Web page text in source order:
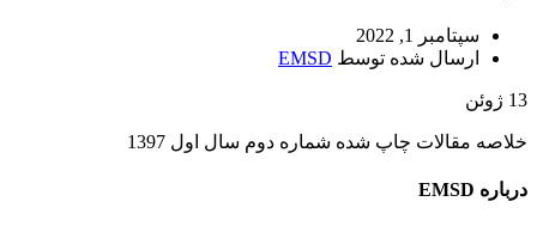
سپتامبر 1, 2022
ارسال شده توسط EMSD
13 ژوئن
خلاصه مقالات چاپ شده شماره دوم سال اول 1397
درباره EMSD